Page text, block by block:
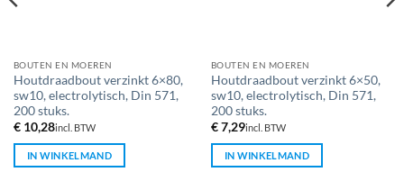
BOUTEN EN MOEREN
Houtdraadbout verzinkt 6×80,
sw10, electrolytisch, Din 571,
200 stuks.
€10,28incl. BTW
IN WINKELMAND
BOUTEN EN MOEREN
Houtdraadbout verzinkt 6×50,
sw10, electrolytisch, Din 571,
200 stuks.
€7,29incl. BTW
IN WINKELMAND